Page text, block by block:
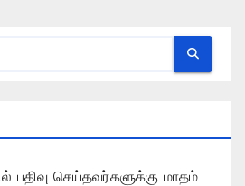
பதிவு செய்தவர்களுக்கு மாதம்